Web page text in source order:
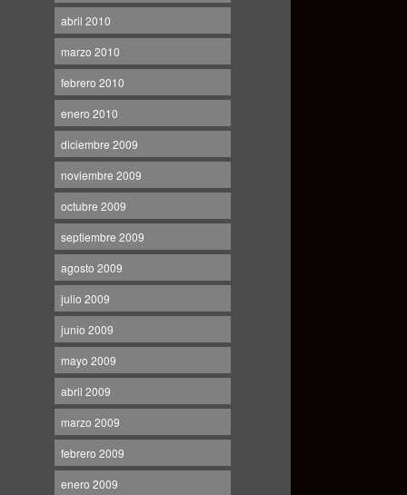
abril 2010
marzo 2010
febrero 2010
enero 2010
diciembre 2009
noviembre 2009
octubre 2009
septiembre 2009
agosto 2009
julio 2009
junio 2009
mayo 2009
abril 2009
marzo 2009
febrero 2009
enero 2009